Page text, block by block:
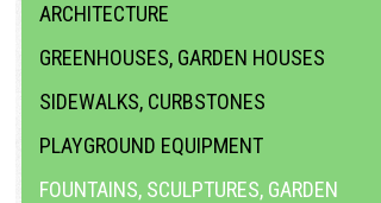
ARCHITECTURE
GREENHOUSES, GARDEN HOUSES
SIDEWALKS, CURBSTONES
PLAYGROUND EQUIPMENT
FOUNTAINS, SCULPTURES, GARDEN